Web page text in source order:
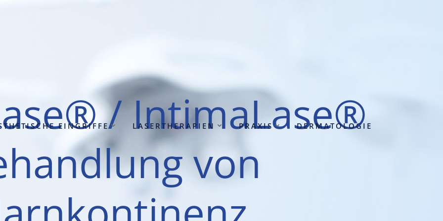
EIN­GRIF­FE LASER­THE­RA­PIEN PRA­XIS DER­MA­TO­LO­GIE
/ Inti­ma­La­se®
von